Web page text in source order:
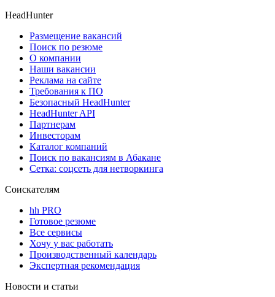
HeadHunter
Размещение вакансий
Поиск по резюме
О компании
Наши вакансии
Реклама на сайте
Требования к ПО
Безопасный HeadHunter
HeadHunter API
Партнерам
Инвесторам
Каталог компаний
Поиск по вакансиям в Абакане
Сетка: соцсеть для нетворкинга
Соискателям
hh PRO
Готовое резюме
Все сервисы
Хочу у вас работать
Производственный календарь
Экспертная рекомендация
Новости и статьи